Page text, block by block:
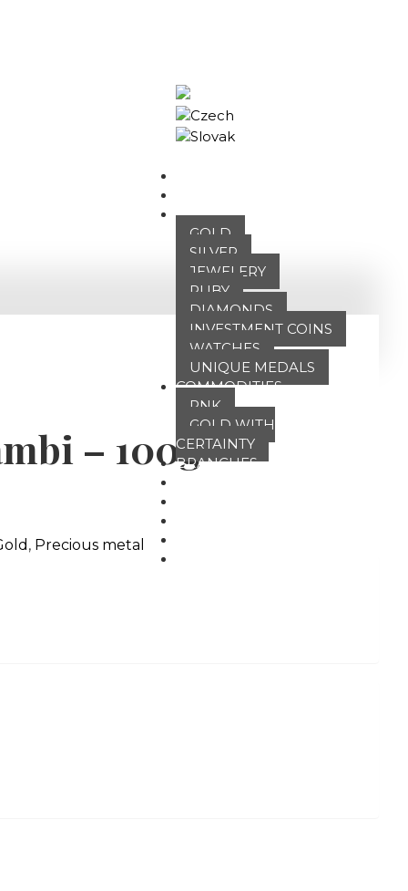
OUR OFFER
GOLD
SILVER
JEWELERY
RUBY
DIAMONDS
INVESTMENT COINS
WATCHES
UNIQUE MEDALS
COMMODITIES
PNK
GOLD WITH
CERTAINTY
BRANCHES
– 100g
, Precious metal